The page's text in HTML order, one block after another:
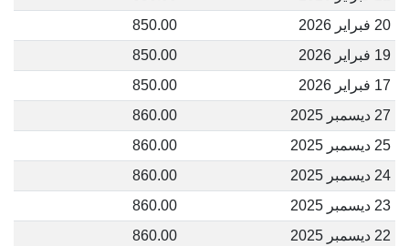
20 فبراير 2026
850.00
19 فبراير 2026
850.00
17 فبراير 2026
850.00
27 ديسمبر 2025
860.00
25 ديسمبر 2025
860.00
24 ديسمبر 2025
860.00
23 ديسمبر 2025
860.00
22 ديسمبر 2025
860.00